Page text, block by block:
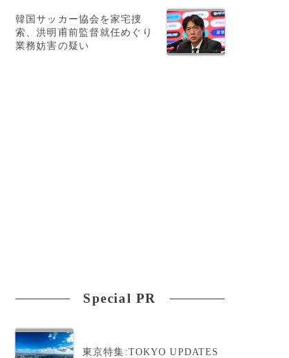
韓国サッカー協会を家宅捜
索、洪明甫前監督就任めぐり
業務妨害の疑い
Special PR
東京特集:TOKYO UPDATES